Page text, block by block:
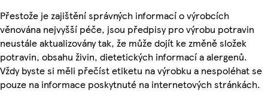
Přestože je zajištění správných informací o výrobcích
věnována nejvyšší péče, jsou předpisy pro výrobu potravin
neustále aktualizovány tak, že může dojít ke změně složek
potravin, obsahu živin, dietetických informací a alergenů.
Vždy byste si měli přečíst etiketu na výrobku a nespoléhat se
pouze na informace poskytnuté na internetových stránkách.